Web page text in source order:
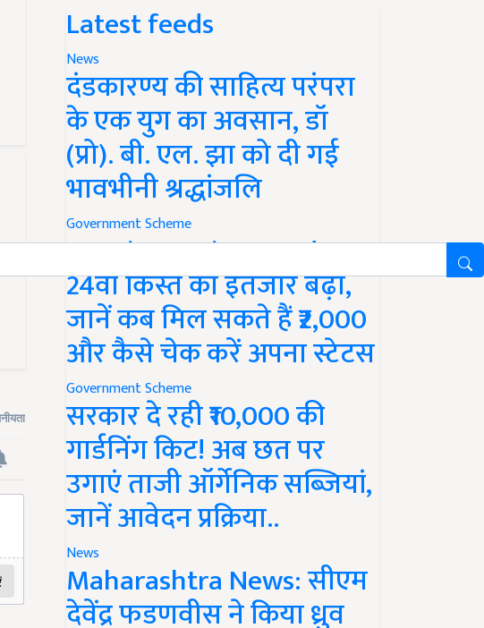
Latest feeds
News
दंडकारण्य की साहित्य परंपरा
के एक युग का अवसान, डॉ
(प्रो). बी. एल. झा को दी गई
भावभीनी श्रद्धांजलि
Government Scheme
PM Kisan Yojana Update:
24वीं किस्त का इंतजार बढ़ा,
जानें कब मिल सकते हैं ₹2,000
और कैसे चेक करें अपना स्टेटस
Government Scheme
सरकार दे रही ₹10,000 की
गार्डनिंग किट! अब छत पर
उगाएं ताजी ऑर्गेनिक सब्जियां,
जानें आवेदन प्रक्रिया..
News
Maharashtra News: सीएम
देवेंद्र फडणवीस ने किया ध्रुव